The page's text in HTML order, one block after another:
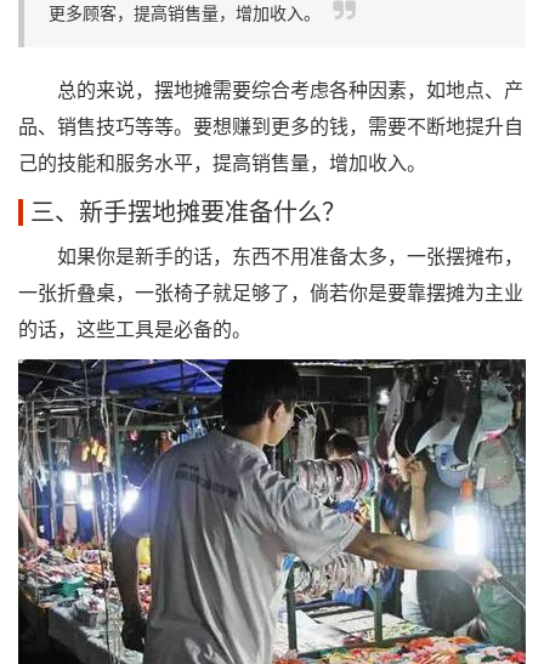
更多顾客，提高销售量，增加收入。
总的来说，摆地摊需要综合考虑各种因素，如地点、产
品、销售技巧等等。要想赚到更多的钱，需要不断地提升自
己的技能和服务水平，提高销售量，增加收入。
三、新手摆地摊要准备什么？
如果你是新手的话，东西不用准备太多，一张摆摊布，
一张折叠桌，一张椅子就足够了，倘若你是要靠摆摊为主业
的话，这些工具是必备的。